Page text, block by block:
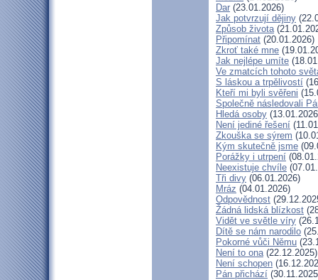
Dar (23.01.2026)
Jak potvrzují dějiny
Způsob života
Připomínat (20.01.2026)
Zkroť také mne
Jak nejlépe umíte
Ve zmatcích tohoto
S láskou a trpělivostí
Kteří mi byli svěřeni
Společně následovali
Hledá osoby
Není jediné řešení
Zkouška se sýrem
Kým skutečně jsme
Porážky i utrpení
Neexistuje chvíle
Tři divy (06.01.2026)
Mráz (04.01.2026)
Odpovědnost
Žádná lidská blízkost
Vidět ve světle víry
Dítě se nám narodilo
Pokorné vůči Němu
Není to ona(22.12.2025)
Není schopen
Pán přichází